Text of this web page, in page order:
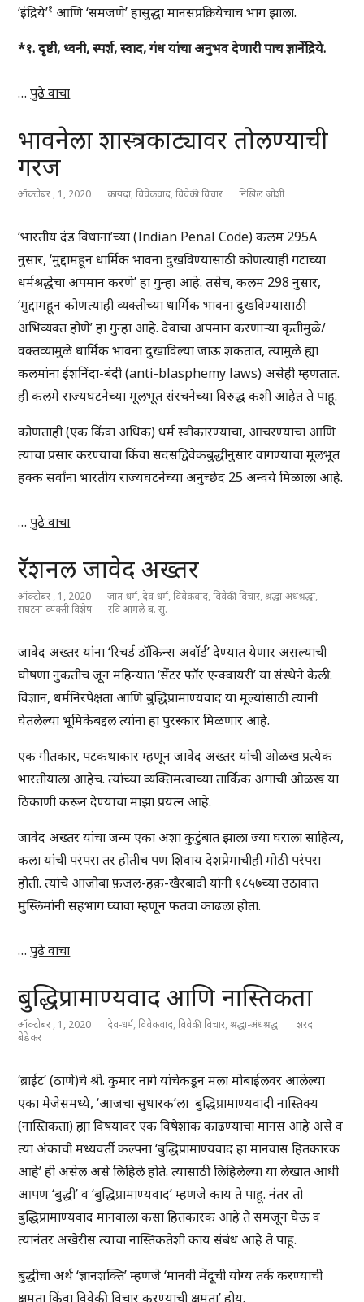
‘इंद्रिये’१ आणि ‘समजणे’ हासुद्धा मानसप्रक्रियेचाच भाग झाला.
*१. दृष्टी, ध्वनी, स्पर्श, स्वाद, गंध यांचा अनुभव देणारी पाच ज्ञानेंद्रिये.
…पुढे वाचा
भावनेला शास्त्रकाट्यावर तोलण्याची
गरज
ऑक्टोबर , 1, 2020 कायदा,विवेकवाद,विवेकी विचार निखिल जोशी
‘भारतीय दंड विधाना’च्या (Indian Penal Code) कलम 295A
नुसार, ‘मुद्दामहून धार्मिक भावना दुखविण्यासाठी कोणत्याही गटाच्या
धर्मश्रद्धेचा अपमान करणे’ हा गुन्हा आहे. तसेच, कलम 298 नुसार,
‘मुद्दामहून कोणत्याही व्यक्तीच्या धार्मिक भावना दुखविण्यासाठी
अभिव्यक्त होणे’ हा गुन्हा आहे. देवाचा अपमान करणार्‍या कृतीमुळे/
वक्तव्यामुळे धार्मिक भावना दुखाविल्या जाऊ शकतात, त्यामुळे ह्या
कलमांना ईशनिंदा-बंदी (anti-blasphemy laws) असेही म्हणतात.
ही कलमे राज्यघटनेच्या मूलभूत संरचनेच्या विरुद्ध कशी आहेत ते पाहू.
कोणताही (एक किंवा अधिक) धर्म स्वीकारण्याचा, आचरण्याचा आणि
त्याचा प्रसार करण्याचा किंवा सदसद्विवेकबुद्धीनुसार वागण्याचा मूलभूत
हक्क सर्वांना भारतीय राज्यघटनेच्या अनुच्छेद 25 अन्वये मिळाला आहे.
…पुढे वाचा
रॅशनल जावेद अख्तर
ऑक्टोबर , 1, 2020 जात-धर्म,देव-धर्म,विवेकवाद,विवेकी विचार,श्रद्धा-अंधश्रद्धा,
संघटना-व्यक्ती विशेष
रवि आमले ब. सु.
जावेद अख्तर यांना ‘रिचर्ड डॉकिन्स अवॉर्ड’ देण्यात येणार असल्याची
घोषणा नुकतीच जून महिन्यात ‘सेंटर फॉर एन्क्वायरी’ या संस्थेने केली.
विज्ञान, धर्मनिरपेक्षता आणि बुद्धिप्रामाण्यवाद या मूल्यांसाठी त्यांनी
घेतलेल्या भूमिकेबद्दल त्यांना हा पुरस्कार मिळणार आहे.
एक गीतकार, पटकथाकार म्हणून जावेद अख्तर यांची ओळख प्रत्येक
भारतीयाला आहेच. त्यांच्या व्यक्तिमत्वाच्या तार्किक अंगाची ओळख या
ठिकाणी करून देण्याचा माझा प्रयत्न आहे.
जावेद अख्तर यांचा जन्म एका अशा कुटुंबात झाला ज्या घराला साहित्य,
कला यांची परंपरा तर होतीच पण शिवाय देशप्रेमाचीही मोठी परंपरा
होती. त्यांचे आजोबा फ़जल-हक़-खैरबादी यांनी १८५७च्या उठावात
मुस्लिमांनी सहभाग घ्यावा म्हणून फतवा काढला होता.
…पुढे वाचा
बुद्धिप्रामाण्यवाद आणि नास्तिकता
ऑक्टोबर , 1, 2020 देव-धर्म,विवेकवाद,विवेकी विचार,श्रद्धा-अंधश्रद्धा
शरद
बेडेकर
‘ब्राईट’ (ठाणे)चे श्री. कुमार नागे यांचेकडून मला मोबाईलवर आलेल्या
एका मेजेसमध्ये, ‘आजचा सुधारक’ला बुद्धिप्रामाण्यवादी नास्तिक्य
(नास्तिकता) ह्या विषयावर एक विषेशांक काढण्याचा मानस आहे असे व
त्या अंकाची मध्यवर्ती कल्पना ‘बुद्धिप्रामाण्यवाद हा मानवास हितकारक
आहे’ ही असेल असे लिहिले होते. त्यासाठी लिहिलेल्या या लेखात आधी
आपण ‘बुद्धी’ व ‘बुद्धिप्रामाण्यवाद’ म्हणजे काय ते पाहू. नंतर तो
बुद्धिप्रामाण्यवाद मानवाला कसा हितकारक आहे ते समजून घेऊ व
त्यानंतर अखेरीस त्याचा नास्तिकतेशी काय संबंध आहे ते पाहू.
बुद्धीचा अर्थ ‘ज्ञानशक्ति’ म्हणजे ‘मानवी मेंदूची योग्य तर्क करण्याची
क्षमता किंवा विवेकी विचार करण्याची क्षमता’ होय.